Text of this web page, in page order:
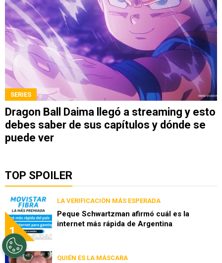
SERIES
Dragon Ball Daima llegó a streaming y esto
debes saber de sus capítulos y dónde se
puede ver
TOP SPOILER
1
LA VERIFICACIÓN MÁS ESPERADA
Peque Schwartzman afirmó cuál es la
internet más rápida de Argentina
QUIÉN ES LA MÁSCARA